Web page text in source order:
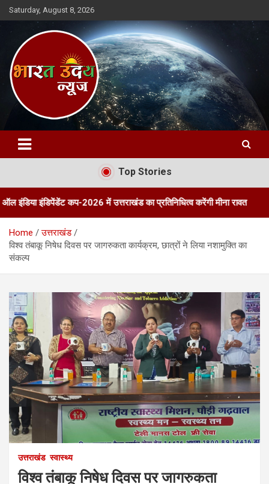
Skip
to
Saturday, August 8, 2026
Bharat Uday News
Top Stories
कप-2026 में उत्तराखंड का प्रतिनिधित्व करेंगी मीना रावत तीन
Home
उत्तराखंड
विश्व तंबाकू निषेध दिवस पर जागरुकता कार्यक्रम, छात्रों ने लिया नशामुक्ति का
संकल्प
उत्तराखंड स्वास्थ्य
विश्व तंबाकू निषेध दिवस पर जागरुकता